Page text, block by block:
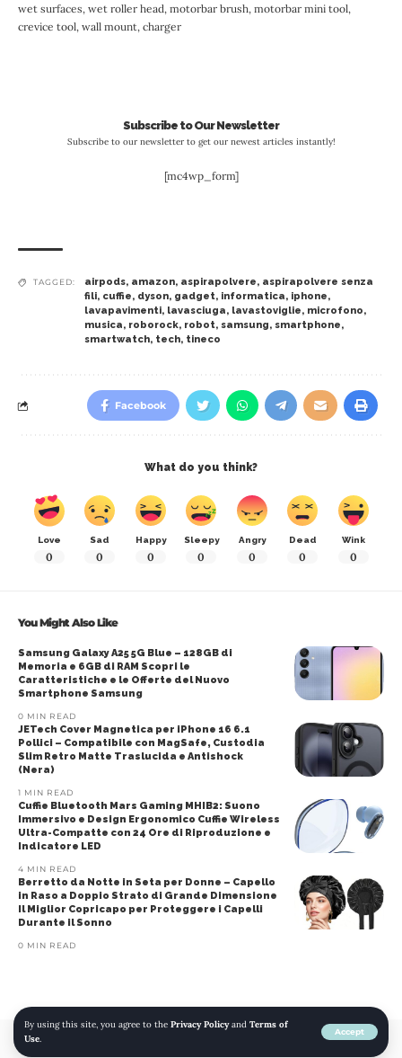
By using this site, you agree to the Privacy Policyand Terms of
Use.
Accept
wet surfaces, wet roller head, motorbar brush, motorbar mini tool,
crevice tool, wall mount, charger
Subscribe to Our Newsletter
Subscribe to our newsletter to get our newest articles instantly!
[mc4wp_form]
TAGGED: airpods, amazon, aspirapolvere, aspirapolvere senza
fili, cuffie, dyson, gadget, informatica, iphone,
lavapavimenti, lavasciuga, lavastoviglie, microfono,
musica, roborock, robot, samsung, smartphone,
smartwatch, tech, tineco
Facebook
What do you think?
Love
0
Sad
0
Happy
0
Sleepy
0
Angry
0
Dead
0
Wink
0
You Might Also Like
Samsung Galaxy A25 5G Blue – 128GB di
Memoria e 6GB di RAM Scopri le
Caratteristiche e le Offerte del Nuovo
Smartphone Samsung
0 MIN READ
JETech Cover Magnetica per iPhone 16 6.1
Pollici – Compatibile con MagSafe, Custodia
Slim Retro Matte Traslucida e Antishock
(Nera)
1 MIN READ
Cuffie Bluetooth Mars Gaming MHIB2: Suono
Immersivo e Design Ergonomico Cuffie Wireless
Ultra-Compatte con 24 Ore di Riproduzione e
Indicatore LED
4 MIN READ
Berretto da Notte in Seta per Donne – Capello
in Raso a Doppio Strato di Grande Dimensione
Il Miglior Copricapo per Proteggere i Capelli
Durante il Sonno
0 MIN READ